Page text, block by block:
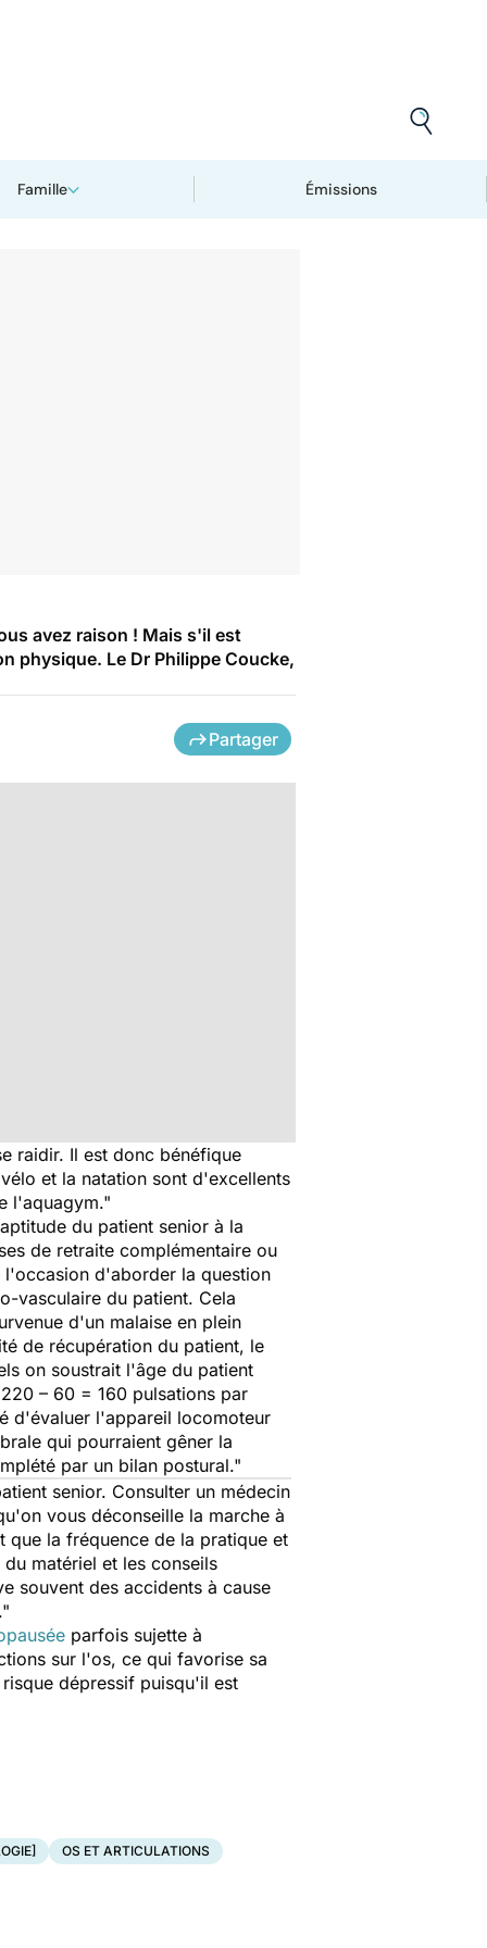
Famille Émissions
avez raison ! Mais s'il est
physique. Le Dr Philippe Coucke,
Partager
raidir. Il est donc bénéfique
et la natation sont d'excellents
l'aquagym."
du patient senior à la
de retraite complémentaire ou
l'occasion d'aborder la question
vasculaire du patient. Cela
d'un malaise en plein
de récupération du patient, le
on soustrait l'âge du patient
– 60 = 160 pulsations par
d'évaluer l'appareil locomoteur
qui pourraient gêner la
par un bilan postural."
senior. Consulter un médecin
vous déconseille la marche à
la fréquence de la pratique et
matériel et les conseils
souvent des accidents à cause
parfois sujette à
sur l'os, ce qui favorise sa
dépressif puisqu'il est
OS ET ARTICULATIONS